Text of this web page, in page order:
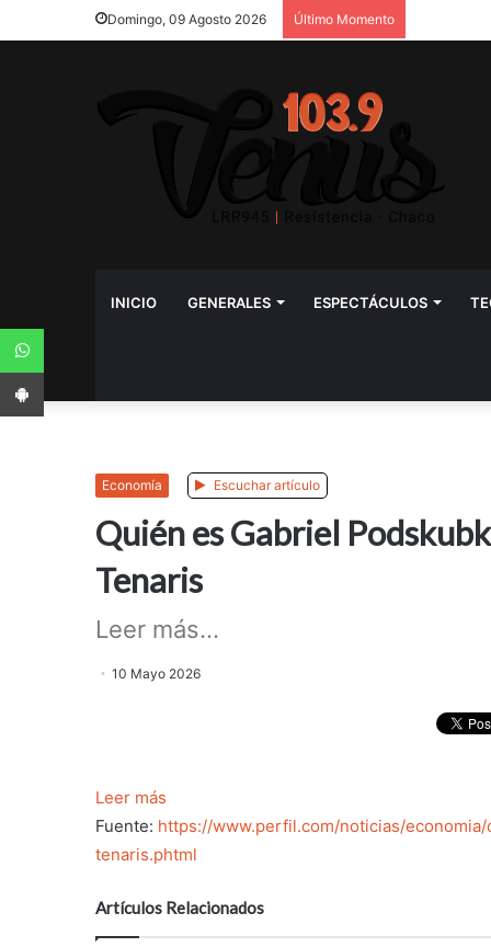
Domingo, 09 Agosto 2026 Último Momento
INICIO GENERALES ESPECTÁCULOS
Economía Escuchar artículo
Quién es Gabriel
Tenaris
Leer más...
10 Mayo 2026
Leer más
Fuente: https://www.perfil.com/noticias/
tenaris.phtml
Artículos Relacionados